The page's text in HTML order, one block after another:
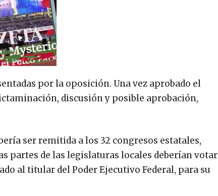
por la oposición. Una vez aprobado el
discusión y posible aprobación,
ser remitida a los 32 congresos estatales,
partes de las legislaturas locales deberían votar
al titular del Poder Ejecutivo Federal, para su